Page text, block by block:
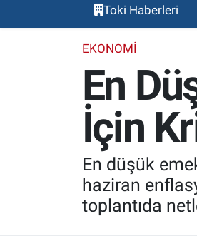
Toki Haberleri
EKONOMI
En
İçin
En düşük
haziran
toplantıda